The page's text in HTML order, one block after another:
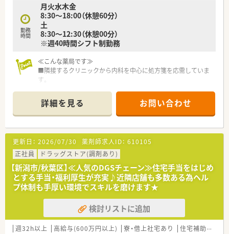
店休憩室を完備しています。
社員割引購入制度、リフレッシュ休暇に
会社都合での転勤の場合、家賃補助や遠隔地手当も付き、安心し
て就業できます（規定あり）
勉強会を行っています。
勤務
時間
月火水木金
8:30～18:00（休憩60分）
土
8:30～12:30（休憩00分）
※週40時間シフト制勤務
≪こんな薬局です≫
■隣接するクリニックから内科を中心に処方箋を応需していま
す。
■薬剤師は5名在籍しており、男性3名・女性2名で構成されてい
ます。事務も2名おり全員で協力して店舗運営を行っています。
■最寄駅である、さつきの駅からは徒歩5分で着くので冬場の雪
も心配なく通勤が出来ます。
■音声で薬歴入力が出来る設備を導入しており業務の効率化を
進める取組も行っています。
≪企業特徴≫
■全国に800を超える店舗展開をする大手チェーン企業です。
■直近15年で売上高4倍、経常利益も3倍以上と右肩上がりの成
長を続けており、経営面でも安定しています。
■調剤併設のドラッグストア、病院門前やクリニックモール併
設、駅前型や郊外型店舗など様々な店舗のスタイルが安定・成長・
高収益に繋がっています。
■プラチナくるみんマークも取得しており、子育てをサポートし
詳細を見る お問い合わせ
更新日： 2026/07/30 薬剤師求人ID： 610105
正社員
ドラッグストア(調剤あり)
【新潟市/秋葉区】≪人気のDGSチェーン≫住宅手当をはじめ
とする手当・福利厚生が充実♪近隣店舗も多数ある為ヘル
プ体制も手厚い環境でスキルを磨けます★
検討リストに追加
週32h以上 高給与(600万円以上) 寮・借上社宅あり 住宅補助(手当)あり